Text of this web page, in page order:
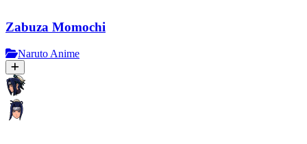
Zabuza Momochi
Naruto Anime